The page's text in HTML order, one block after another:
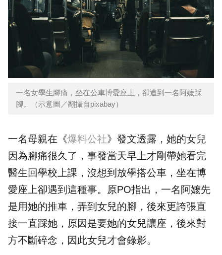
一名女學生腳痛，坐在公車博愛座上，卻遭到一名阿嬤踩
腳。（示意圖／翻攝自pixabay）
一名母親在《爆料公社》發文透露，她的女兒
因為腳痛很久了，事發當天早上才剛帶她看完
醫生回學校上課，沒想到放學搭公車，坐在博
愛座上卻遇到這種事。原PO指出，一名阿嬤先
是用她的推車，弄到女兒的腳，後來更誇張直
接一直踩她，原因是要她的女兒讓座，後來對
方不斷碎念，因此女兒才會錄影。